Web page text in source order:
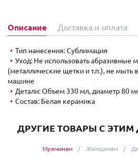
Описание Доставка и оплата
Тип нанесения: Сублимация
Уход: Не использовать абразивные
(металлические щетки и т.п.), не мыть
машине
Детали: Объем 330 мл, диаметр 80
Состав: Белая керамика
ДРУГИЕ ТОВАРЫ С ЭТИМ
Мужчинам Женщинам